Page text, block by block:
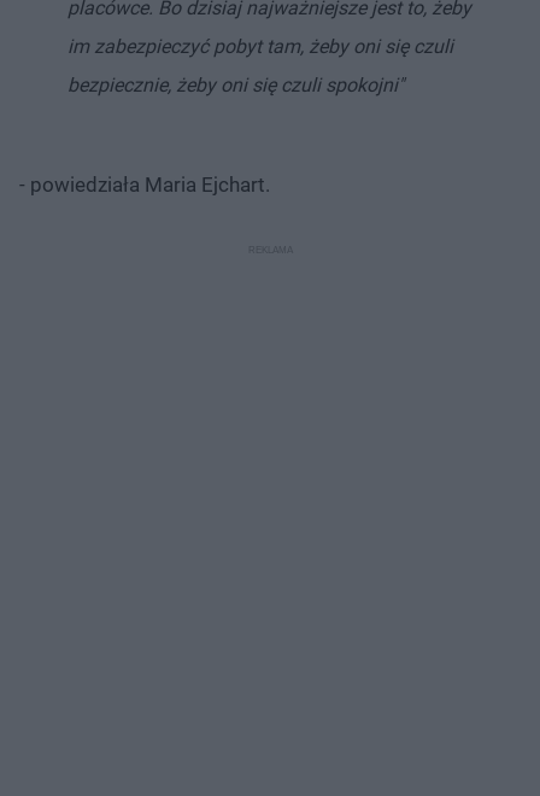
placówce. Bo dzisiaj najważniejsze jest to, żeby
im zabezpieczyć pobyt tam, żeby oni się czuli
bezpiecznie, żeby oni się czuli spokojni"
- powiedziała Maria Ejchart.